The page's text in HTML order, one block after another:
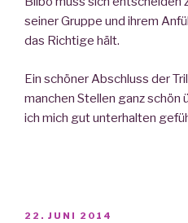
seiner Gruppe und ihrem
das Richtige hält.
Ein schöner Abschluss der
manchen Stellen ganz schön
ich mich gut unterhalten
VERÖFFENTLICHT
22. JUNI 2014